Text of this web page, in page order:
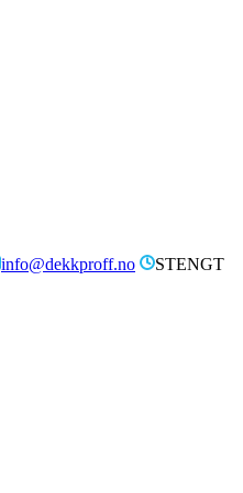
info@dekkproff.no
STENGT